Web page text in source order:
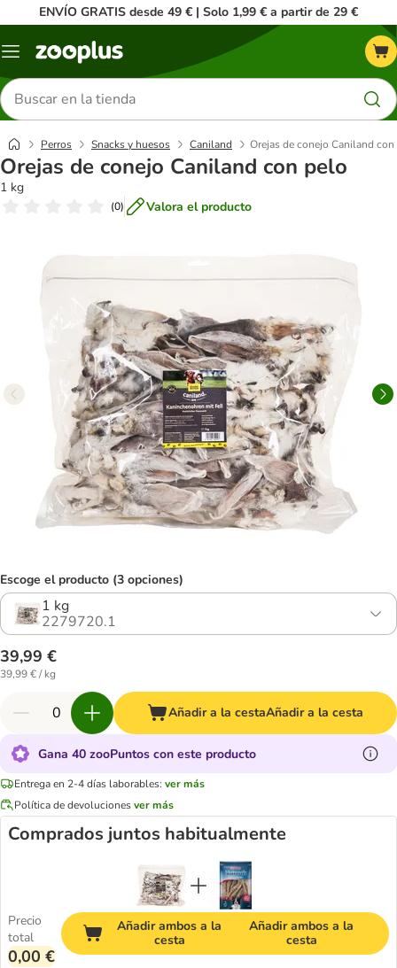
ENVÍO GRATIS desde 49 € | Solo 1,99 € a partir de 29 €
Menú
Buscar
productos
Perros Snacks y huesos Caniland Orejas de conejo Caniland
Orejas de conejo Caniland con pelo
1 kg
(0) Valora el producto
Escoge el producto (3 opciones)
1 kg
2279720.1
39,99 €
39,99 € / kg
Añadir a la cestaAñadir a la cesta
Gana 40 zooPuntos con este producto
Entrega en 2-4 días laborables: ver más
Política de devolucionesver más
Comprados juntos habitualmente
Precio
total
0,00 €
Añadir ambos a la
cesta
Añadir ambos a la
cesta